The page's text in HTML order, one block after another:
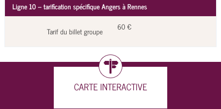
Ligne 10 – tarification spécifique Angers à Rennes
Tarif du billet groupe 60 €
CARTE INTERACTIVE